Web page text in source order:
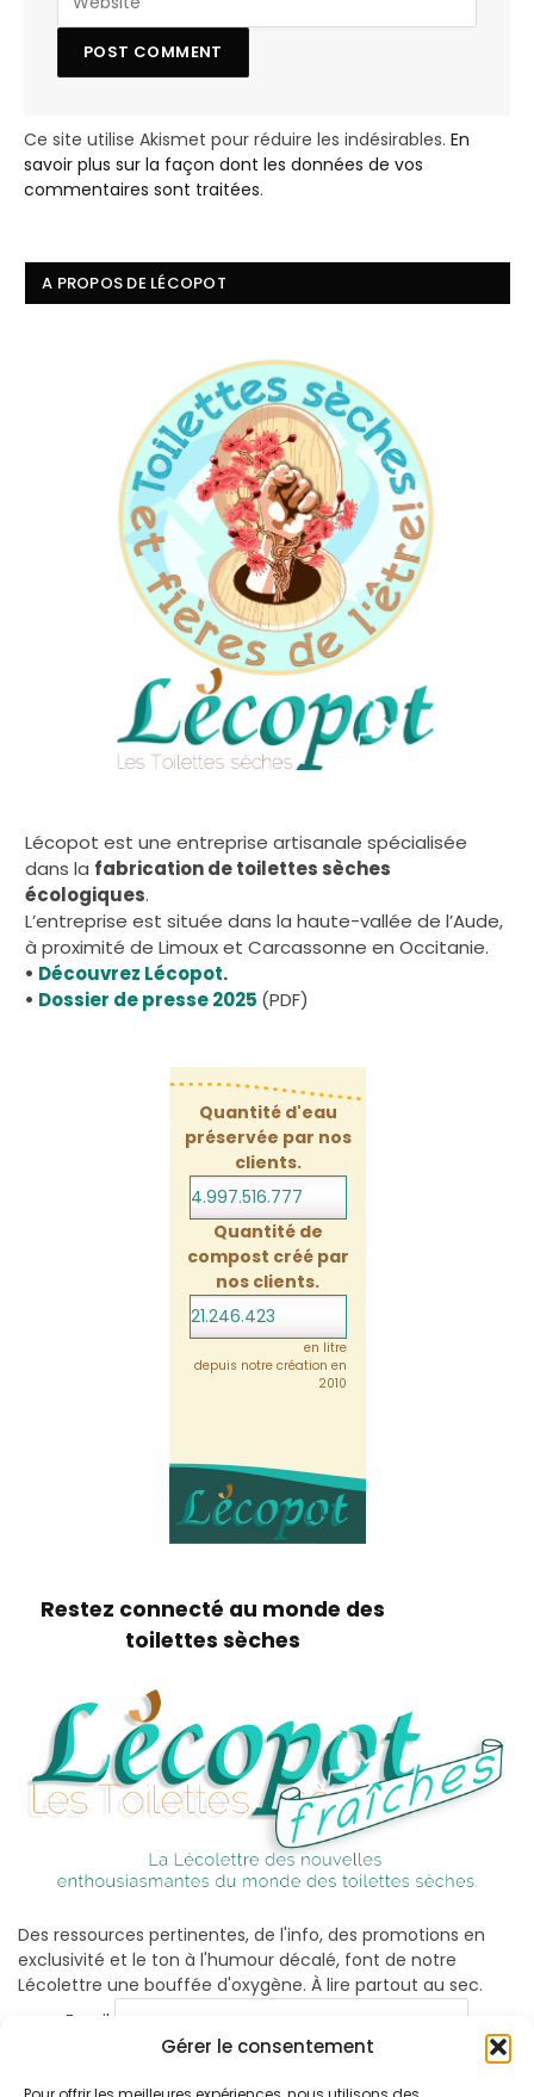
Gérer le consentement
Ce site utilise Akismet pour réduire les indésirables. En
savoir plus sur la façon dont les données de vos
commentaires sont traitées.
A PROPOS DE LÉCOPOT
Lécopot est une entreprise artisanale spécialisée
dans la fabrication de toilettes sèches
écologiques.
L’entreprise est située dans la haute-vallée de l’Aude,
à proximité de Limoux et Carcassonne en Occitanie.
• Découvrez Lécopot.
• Dossier de presse 2025 (PDF)
Quantité d'eau
préservée par nos
clients.
4.997.516.820
Quantité de
compost créé par
nos clients.
21.246.424
en litre
depuis notre création en
2010
Restez connecté au monde des
toilettes sèches
Des ressources pertinentes, de l'info, des promotions en
exclusivité et le ton à l'humour décalé, font de notre
Lécolettre une bouffée d'oxygène. À lire partout au sec.
Email